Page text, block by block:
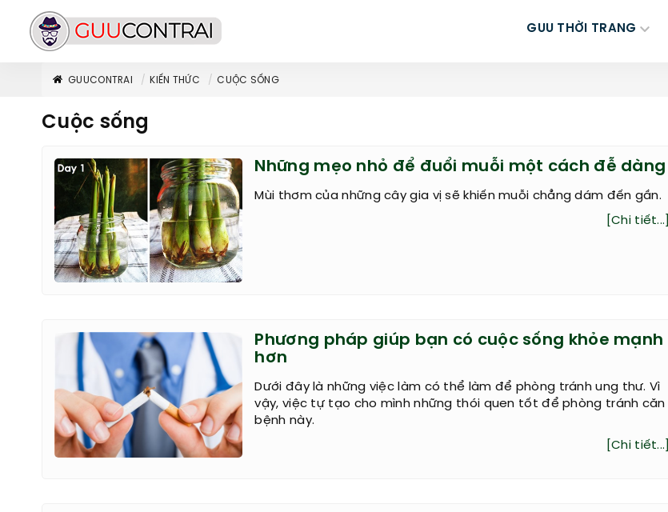
GUU THỜI TRANG
GUUCONTRAI KIẾN THỨC CUỘC SỐNG
Cuộc sống
Những mẹo nhỏ để đuổi muỗi một cách đễ dàng
Mùi thơm của những cây gia vị sẽ khiến muỗi chẳng dám đến gần.
[Chi tiết...]
Phương pháp giúp bạn có cuộc sống khỏe mạnh
hơn
Dưới đây là những việc làm có thể làm để phòng tránh ung thư. Vì
vậy, việc tự tạo cho mình những thói quen tốt để phòng tránh căn
bệnh này.
[Chi tiết...]